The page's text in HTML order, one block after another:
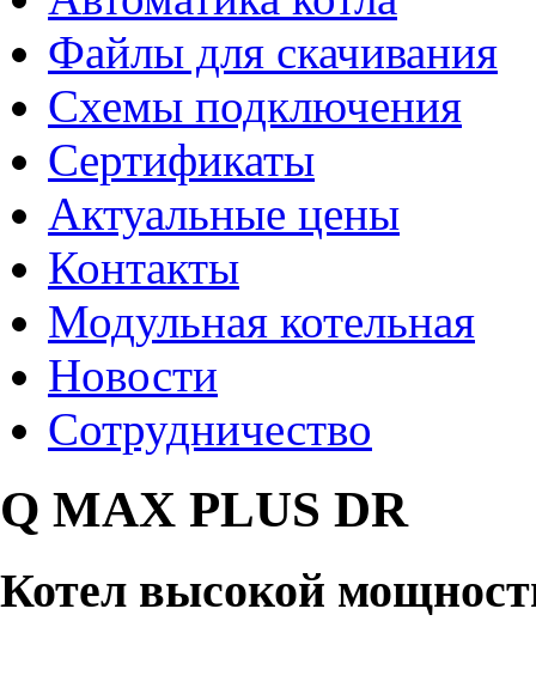
Файлы для скачивания
Схемы подключения
Сертификаты
Актуальные цены
Контакты
Модульная котельная
Новости
Сотрудничество
Q MAX PLUS DR
Котел высокой